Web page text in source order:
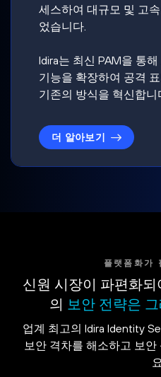
세스하여 대규모 및 고
었습니다.
Idira는 최신 PAM을 통
기능을 확장하여 공격
기존의 방식을 혁신합니
더 알아보기
플랫폼화가
신원 시장이 파편화
의 보안 전략은
업계 최고의 Idira Identity
보안 격차를 해소하고 보